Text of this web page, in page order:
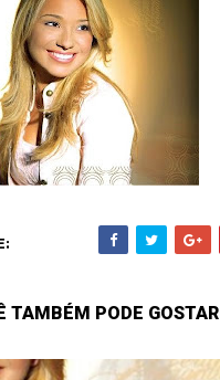
TAMBÉM PODE GOSTAR